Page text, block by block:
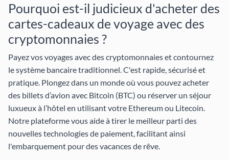
Pourquoi est-il judicieux d'acheter des
cartes-cadeaux de voyage avec des
cryptomonnaies ?
Payez vos voyages avec des cryptomonnaies et contournez
le système bancaire traditionnel. C'est rapide, sécurisé et
pratique. Plongez dans un monde où vous pouvez acheter
des billets d’avion avec Bitcoin (BTC) ou réserver un séjour
luxueux à l’hôtel en utilisant votre Ethereum ou Litecoin.
Notre plateforme vous aide à tirer le meilleur parti des
nouvelles technologies de paiement, facilitant ainsi
l'embarquement pour des vacances de rêve.